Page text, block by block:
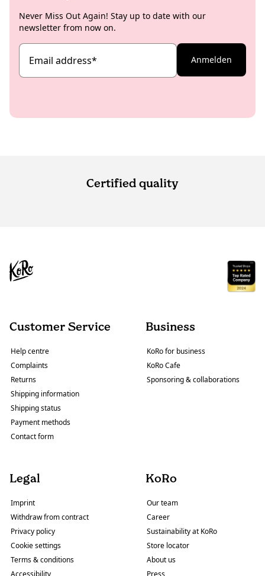
Never Miss Out Again! Stay up to date with our
newsletter from now on.
Email address* Anmelden
Certified quality
Customer Service
Help centre
Complaints
Returns
Shipping information
Shipping status
Payment methods
Contact form
Business
KoRo for business
KoRo Cafe
Sponsoring & collaborations
Legal
Imprint
Withdraw from contract
Privacy policy
Cookie settings
Terms & conditions
KoRo
Our team
Career
Sustainability at KoRo
Store locator
About us